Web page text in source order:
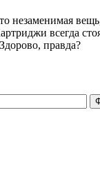
незаменимая
всегда
правда?